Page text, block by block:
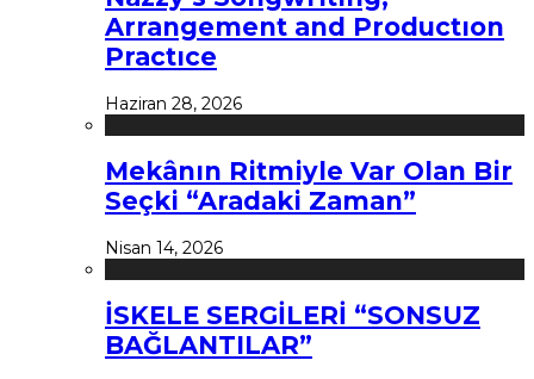
Arrangement and Productıon
Practıce
Haziran 28, 2026
Mekânın Ritmiyle Var Olan Bir
Seçki “Aradaki Zaman”
Nisan 14, 2026
İSKELE SERGİLERİ “SONSUZ
BAĞLANTILAR”